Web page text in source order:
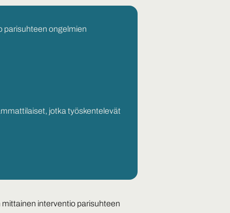
parisuhteen ongelmien
jotka työskentelevät
interventio parisuhteen